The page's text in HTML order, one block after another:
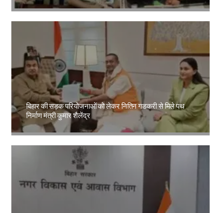
Amit Lekh
बिहार की सड़क परियोजनाओं को लेकर नितिन गडकरी से मिले पथ
निर्माण मंत्री कुमार शैलेंद्र
Amit Lekh